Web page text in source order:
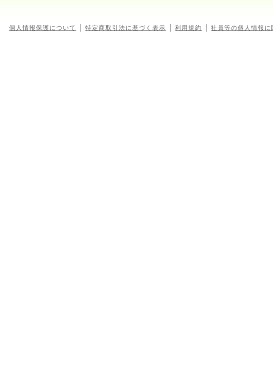
個人情報保護について 特定商取引法に基づく表示 利用規約 社員等の個人情報